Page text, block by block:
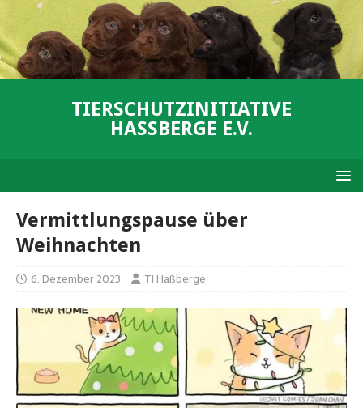
TIERSCHUTZINITIATIVE
HASSBERGE E.V.
Vermittlungspause über
Weihnachten
6. Dezember 2023 TI Haßberge